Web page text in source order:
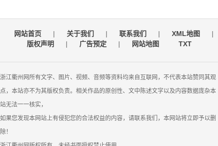
网站首页 | 关于我们 | 联系我们 | XML地图
|
版权声明
| 广告预定 | 网站地图 TXT
浙江衢州网所有文字、图片、视频、音频等资料均来自互联网，不代表本站赞同其观
点，本站亦不为其版权负责。相关作品的原创性、文中陈述文字以及内容数据庞杂本
站无法一一核实，
如果您发现本网站上有侵犯您的合法权益的内容，请联系我们，本网站将立即予以删
除！